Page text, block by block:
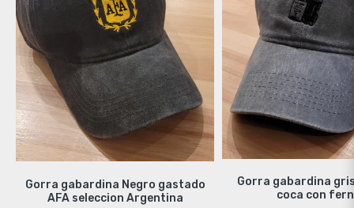
Gorra gabardina Negro gastado
AFA seleccion Argentina
Gorra gabardina
coca con